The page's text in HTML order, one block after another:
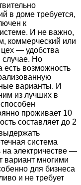
в доме требуется,
к
И не важно,
коммерческий или
— удобства
Но
есть возможность
варианты. И
из лучших в
проживает 10
составляет до 2
система
на электричестве —
вариант многими
для бизнеса
и не требует